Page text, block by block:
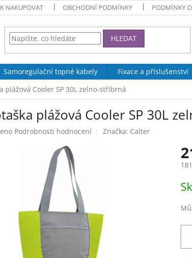
NAKUPOVAT OBCHODNÍ PODMÍNKY PODMÍNKY
HLEDAT
Samoregulační topné kabely Fixace a příslušenství
plážová Cooler SP 30L zelno-stříbrná
plážová Cooler SP 30L
Podrobnosti hodnocení Značka: Calter